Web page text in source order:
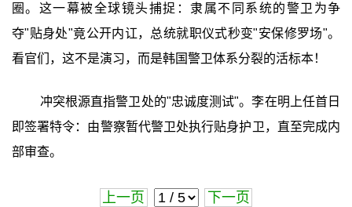
圈。这一幕被全球镜头捕捉：隶属不同系统的警卫为争
夺"贴身处"竟公开内讧，总统就职仪式秒变"安保修罗场"。
看官们，这不是演习，而是韩国警卫体系分裂的活标本！
冲突根源直指警卫处的"忠诚度测试"。李在明上任首日
即签署特令：由警察暂代警卫处执行贴身护卫，直至完成内
部审查。
上一页 下一页